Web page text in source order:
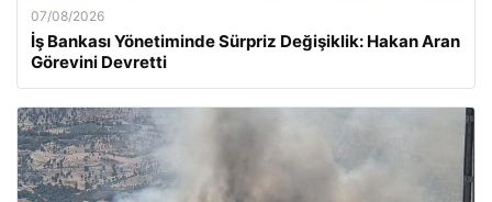
07/08/2026
İş Bankası Yönetiminde Sürpriz Değişiklik: Hakan Aran
Görevini Devretti